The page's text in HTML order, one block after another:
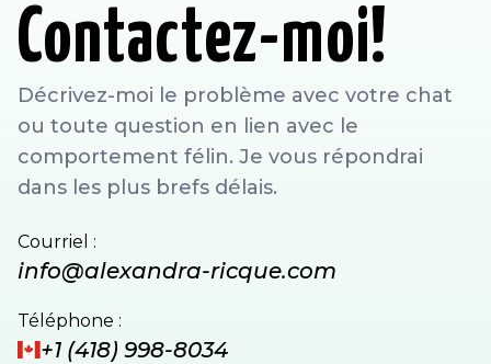
Contactez-moi!
Décrivez-moi le problème avec votre chat
ou toute question en lien avec le
comportement félin. Je vous répondrai
dans les plus brefs délais.
Courriel :
info@alexandra-ricque.com
Téléphone :
+1 (418) 998-8034